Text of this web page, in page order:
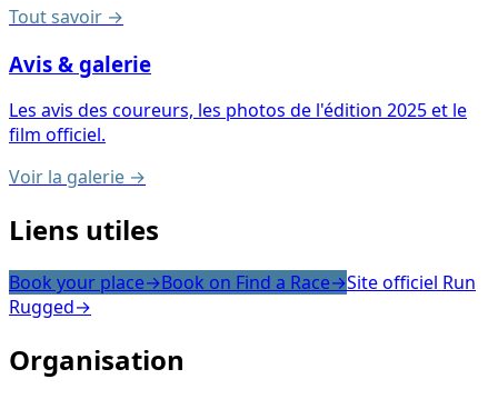
Tout savoir →
Avis & galerie
Les avis des coureurs, les photos de l'édition 2025 et le
film officiel.
Voir la galerie →
Liens utiles
Book your place→Book on Find a Race→Site officiel Run
Rugged→
Organisation